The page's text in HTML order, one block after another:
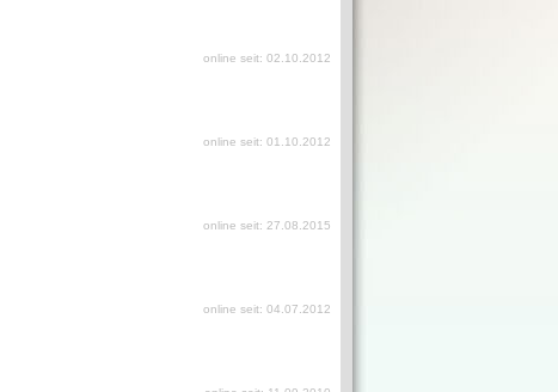
online seit: 02.10.2012
online seit: 01.10.2012
online seit: 27.08.2015
online seit: 04.07.2012